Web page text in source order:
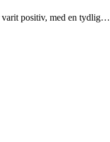
varit positiv, med en tydlig…